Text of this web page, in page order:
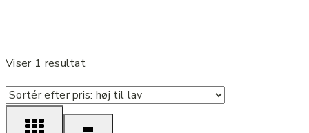
Viser 1 resultat